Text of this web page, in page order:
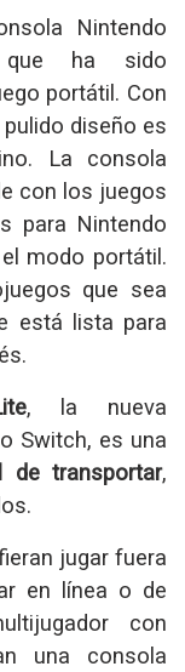
Nintendo
ha sido
portátil. Con
diseño es
La consola
con los juegos
para Nintendo
modo portátil.
que sea
está lista para
, la nueva
Switch, es una
de transportar,
jugar fuera
en línea o de
con
una consola